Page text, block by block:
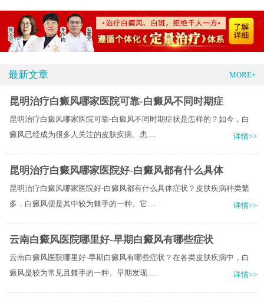
最新文章 MORE+
昆明治疗白癜风哪家医院可靠-白癜风不同时期症
昆明治疗白癜风哪家医院可靠-白癜风不同时期症状是怎样的？如今，白
癜风已经成为很多人关注的皮肤疾病。患.....
详情>>
昆明治疗白癜风哪家医院好-白癜风都有什么具体
昆明治疗白癜风哪家医院好-白癜风都有什么具体症状？皮肤疾病种类繁
多，白癜风便是其中较为棘手的一种。它.....
详情>>
云南白癜风医院哪里好-早期白癜风有哪些症状
云南白癜风医院哪里好-早期白癜风有哪些症状？在各类皮肤疾病中，白
癜风是较为常见且棘手的一种。早期发现.....
详情>>